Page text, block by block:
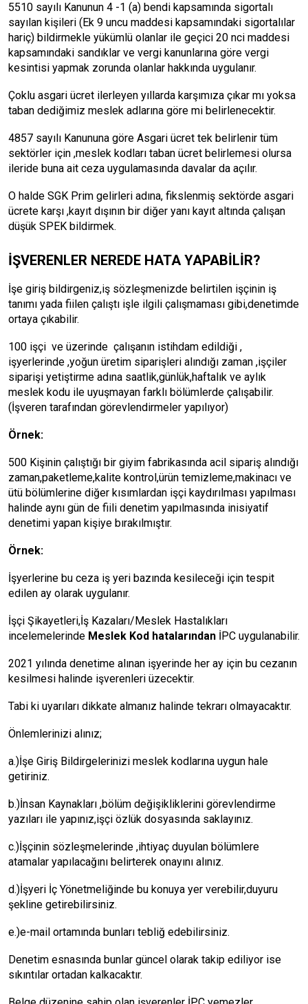
5510 sayılı Kanunun 4 -1 (a) bendi kapsamında sigortalı
sayılan kişileri (Ek 9 uncu maddesi kapsamındaki sigortalılar
hariç) bildirmekle yükümlü olanlar ile geçici 20 nci maddesi
kapsamındaki sandıklar ve vergi kanunlarına göre vergi
kesintisi yapmak zorunda olanlar hakkında uygulanır.
Çoklu asgari ücret ilerleyen yıllarda karşımıza çıkar mı yoksa
taban dediğimiz meslek adlarına göre mi belirlenecektir.
4857 sayılı Kanununa göre Asgari ücret tek belirlenir tüm
sektörler için ,meslek kodları taban ücret belirlemesi olursa
ileride buna ait ceza uygulamasında davalar da açılır.
O halde SGK Prim gelirleri adına, fikslenmiş sektörde asgari
ücrete karşı ,kayıt dışının bir diğer yanı kayıt altında çalışan
düşük SPEK bildirmek.
İŞVERENLER NEREDE HATA YAPABİLİR?
İşe giriş bildirgeniz,iş sözleşmenizde belirtilen işçinin iş
tanımı yada fiilen çalıştı işle ilgili çalışmaması gibi,denetimde
ortaya çıkabilir.
100 işçi ve üzerinde çalışanın istihdam edildiği ,
işyerlerinde ,yoğun üretim siparişleri alındığı zaman ,işçiler
siparişi yetiştirme adına saatlik,günlük,haftalık ve aylık
meslek kodu ile uyuşmayan farklı bölümlerde çalışabilir.
(İşveren tarafından görevlendirmeler yapılıyor)
Örnek:
500 Kişinin çalıştığı bir giyim fabrikasında acil sipariş alındığı
zaman,paketleme,kalite kontrol,ürün temizleme,makinacı ve
ütü bölümlerine diğer kısımlardan işçi kaydırılması yapılması
halinde aynı gün de fiili denetim yapılmasında inisiyatif
denetimi yapan kişiye bırakılmıştır.
Örnek:
İşyerlerine bu ceza iş yeri bazında kesileceği için tespit
edilen ay olarak uygulanır.
İşçi Şikayetleri,İş Kazaları/Meslek Hastalıkları
incelemelerinde Meslek Kod hatalarından İPC uygulanabilir.
2021 yılında denetime alınan işyerinde her ay için bu cezanın
kesilmesi halinde işverenleri üzecektir.
Tabi ki uyarıları dikkate almanız halinde tekrarı olmayacaktır.
Önlemlerinizi alınız;
a.)İşe Giriş Bildirgelerinizi meslek kodlarına uygun hale
getiriniz.
b.)İnsan Kaynakları ,bölüm değişikliklerini görevlendirme
yazıları ile yapınız,işçi özlük dosyasında saklayınız.
c.)İşçinin sözleşmelerinde ,ihtiyaç duyulan bölümlere
atamalar yapılacağını belirterek onayını alınız.
d.)İşyeri İç Yönetmeliğinde bu konuya yer verebilir,duyuru
şekline getirebilirsiniz.
e.)e-mail ortamında bunları tebliğ edebilirsiniz.
Denetim esnasında bunlar güncel olarak takip ediliyor ise
sıkıntılar ortadan kalkacaktır.